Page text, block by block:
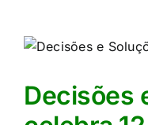
Decisões